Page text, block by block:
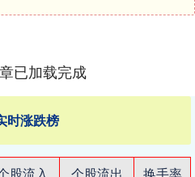
已加载完成
时涨跌榜